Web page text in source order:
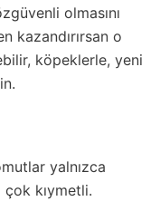
olmasını
kazandırırsan o
köpeklerle, yeni
yalnızca
çok kıymetli.